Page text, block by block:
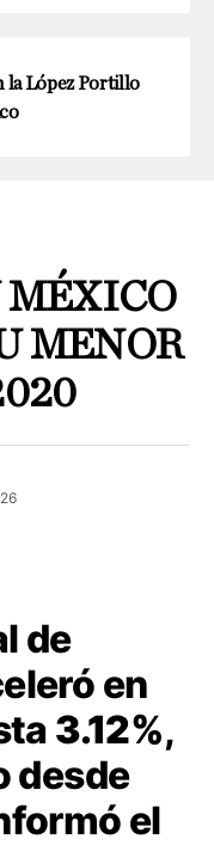
la López Portillo
MENOR
de
en
3.12%,
desde
el